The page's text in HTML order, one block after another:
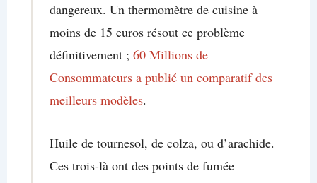
dangereux. Un thermomètre de cuisine à
moins de 15 euros résout ce problème
définitivement ; 60 Millions de
Consommateurs a publié un comparatif des
meilleurs modèles.
Huile de tournesol, de colza, ou d’arachide.
Ces trois-là ont des points de fumée